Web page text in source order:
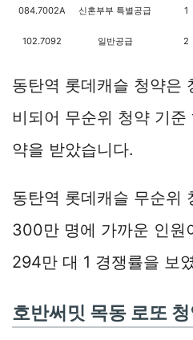
084.7002A 신혼부부 특별공급 1
102.7092 일반공급 2
동탄역 롯데캐슬 청약은
비되어 무순위 청약 기준
약을 받았습니다.
동탄역 롯데캐슬 무순위
300만 명에 가까운 인원
294만 대 1 경쟁률을 보
호반써밋 목동 로또